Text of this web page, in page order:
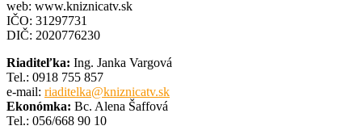
web: www.kniznicatv.sk
IČO: 31297731
DIČ: 2020776230
Riaditeľka: Ing. Janka Vargová
Tel.: 0918 755 857
e-mail: riaditelka@kniznicatv.sk
Ekonómka: Bc. Alena Šaffová
Tel.: 056/668 90 10